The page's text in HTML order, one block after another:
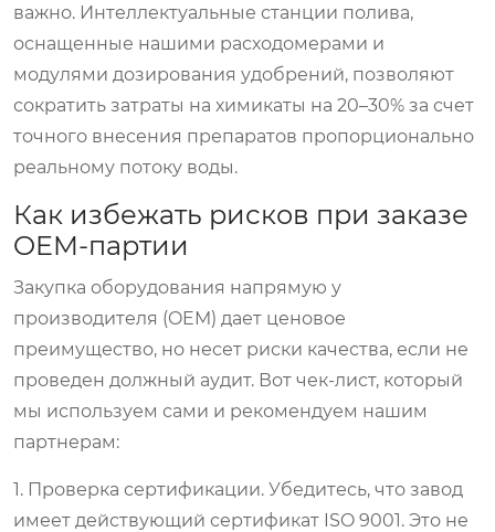
важно. Интеллектуальные станции полива,
оснащенные нашими расходомерами и
модулями дозирования удобрений, позволяют
сократить затраты на химикаты на 20–30% за счет
точного внесения препаратов пропорционально
реальному потоку воды.
Как избежать рисков при заказе
OEM-партии
Закупка оборудования напрямую у
производителя (OEM) дает ценовое
преимущество, но несет риски качества, если не
проведен должный аудит. Вот чек-лист, который
мы используем сами и рекомендуем нашим
партнерам:
1. Проверка сертификации. Убедитесь, что завод
имеет действующий сертификат ISO 9001. Это не